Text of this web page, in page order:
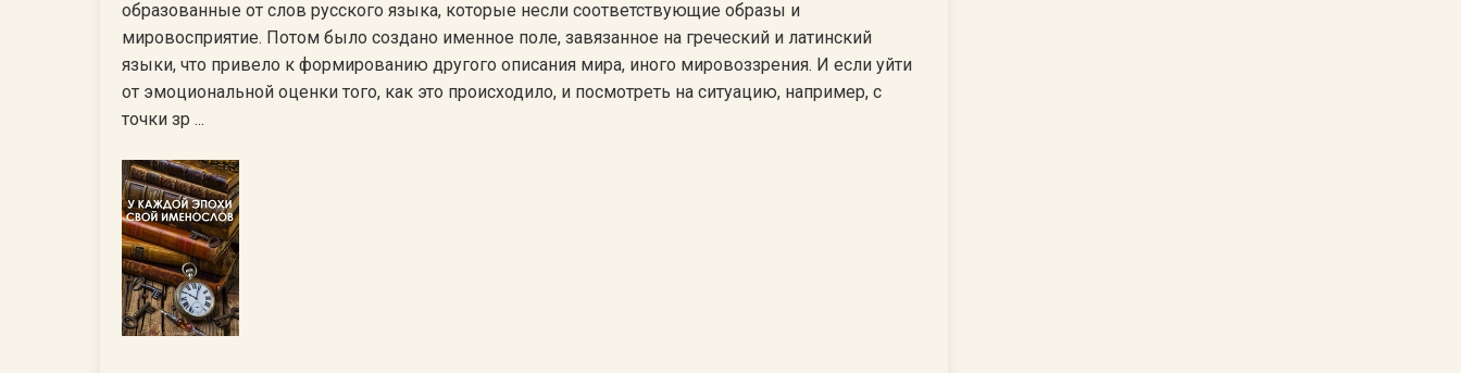
образованные от слов русского языка, которые несли соответствующие образы и
мировосприятие. Потом было создано именное поле, завязанное на греческий и латинский
языки, что привело к формированию другого описания мира, иного мировоззрения. И если уйти
от эмоциональной оценки того, как это происходило, и посмотреть на ситуацию, например, с
точки зр ...